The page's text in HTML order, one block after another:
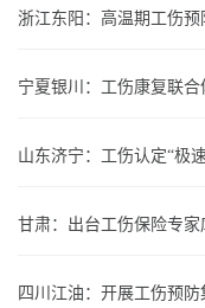
浙江东阳：高温期工伤
宁夏银川：工伤康复联
山东济宁：工伤认定“极
甘肃：出台工伤保险专
四川江油：开展工伤预